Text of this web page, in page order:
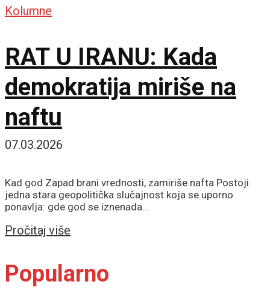
Kolumne
RAT U IRANU: Kada
demokratija miriše na
naftu
07.03.2026
Kad god Zapad brani vrednosti, zamiriše nafta Postoji
jedna stara geopolitička slučajnost koja se uporno
ponavlja: gde god se iznenada...
Pročitaj više
Popularno